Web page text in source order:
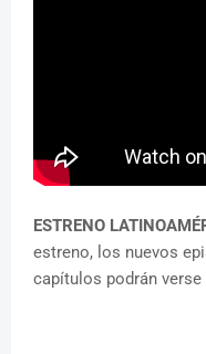
ESTRENO
estreno, los nuevos
capítulos podrán